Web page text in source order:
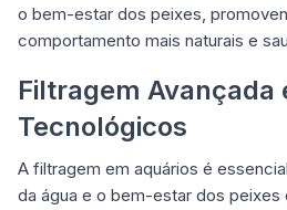
o bem-estar dos peixes,
comportamento mais naturais e
Filtragem Avançada
Tecnológicos
A filtragem em aquários é
da água e o bem-estar dos peixes